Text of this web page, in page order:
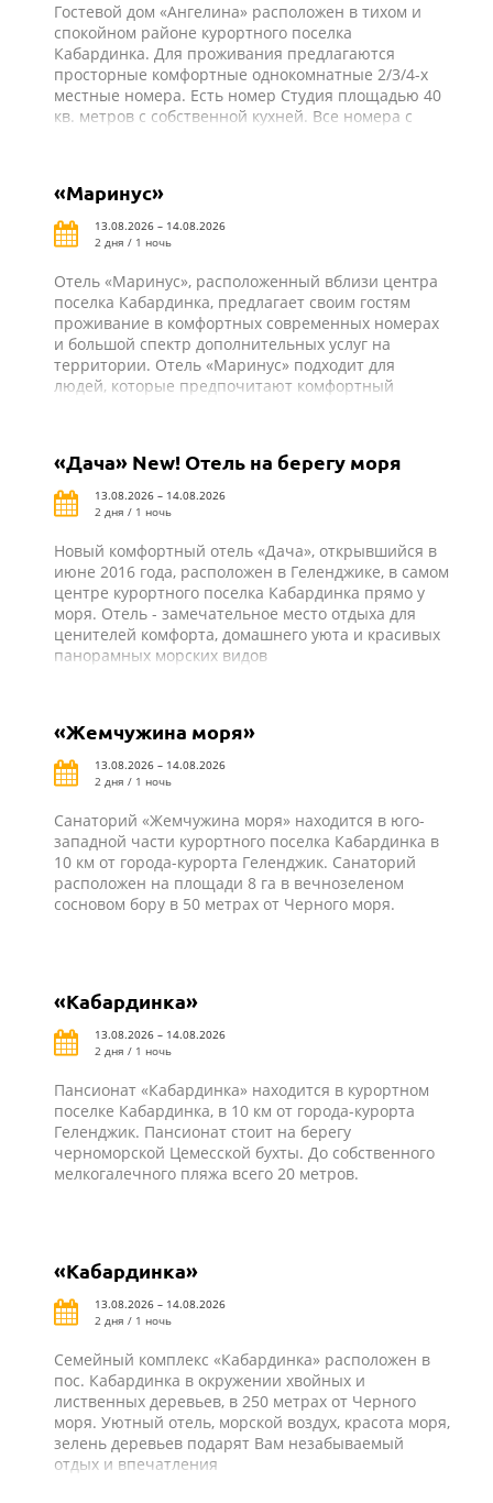
Гостевой дом «Ангелина» расположен в тихом и
спокойном районе курортного поселка
Кабардинка. Для проживания предлагаются
просторные комфортные однокомнатные 2/3/4-х
местные номера. Есть номер Студия площадью 40
кв. метров с собственной кухней. Все номера с
Для удобства в гостевом доме имеется кухня для
самостоятельного приготовления пищи со всем
необходимым оборудованием и закрытый
«Маринус»
13.08.2026 – 14.08.2026
2 дня / 1 ночь
Отель «Маринус», расположенный вблизи центра
поселка Кабардинка, предлагает своим гостям
проживание в комфортных современных номерах
и большой спектр дополнительных услуг на
территории. Отель «Маринус» подходит для
людей, которые предпочитают комфортный
«Дача» New! Отель на берегу моря
13.08.2026 – 14.08.2026
2 дня / 1 ночь
Новый комфортный отель «Дача», открывшийся в
июне 2016 года, расположен в Геленджике, в самом
центре курортного поселка Кабардинка прямо у
моря. Отель - замечательное место отдыха для
ценителей комфорта, домашнего уюта и красивых
панорамных морских видов
«Жемчужина моря»
13.08.2026 – 14.08.2026
2 дня / 1 ночь
Санаторий «Жемчужина моря» находится в юго-
западной части курортного поселка Кабардинка в
10 км от города-курорта Геленджик. Санаторий
расположен на площади 8 га в вечнозеленом
сосновом бору в 50 метрах от Черного моря.
«Кабардинка»
13.08.2026 – 14.08.2026
2 дня / 1 ночь
Пансионат «Кабардинка» находится в курортном
поселке Кабардинка, в 10 км от города-курорта
Геленджик. Пансионат стоит на берегу
черноморской Цемесской бухты. До собственного
мелкогалечного пляжа всего 20 метров.
«Кабардинка»
13.08.2026 – 14.08.2026
2 дня / 1 ночь
Семейный комплекс «Кабардинка» расположен в
пос. Кабардинка в окружении хвойных и
лиственных деревьев, в 250 метрах от Черного
моря. Уютный отель, морской воздух, красота моря,
зелень деревьев подарят Вам незабываемый
отдых и впечатления